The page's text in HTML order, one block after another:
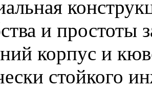
и простоты
корпус и
стойкого